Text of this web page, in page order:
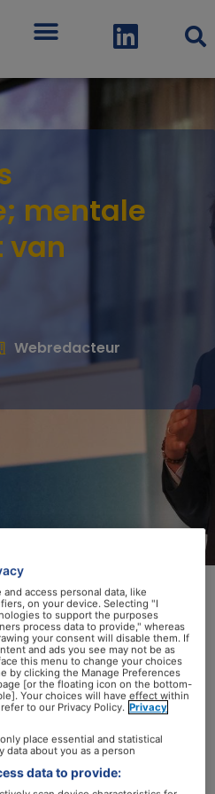
Menu
mentale
van
Webredacteur
door de
squatten met Erik
Ziektes van de
een goed bezochte
voor iedereen die
van
access personal data, like
on your device. Selecting "I
to support the purposes
process data to provide," whereas
your consent will disable them. If
and ads you see may not be as
this menu to change your choices
by clicking the Manage Preferences
[or the floating icon on the bottom-
Your choices will have effect within
to our Privacy Policy. Privacy
place essential and statistical
data about you as a person
data to provide: